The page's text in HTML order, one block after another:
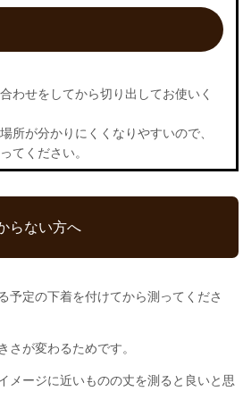
わせをしてから切り出してお使いく
所が分かりにくくなりやすいので、
てください。
らない方へ
予定の下着を付けてから測ってくださ
さが変わるためです。
メージに近いものの丈を測ると良いと思